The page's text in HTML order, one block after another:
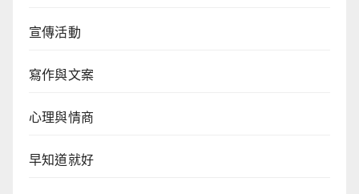
宣傳活動
寫作與文案
心理與情商
早知道就好